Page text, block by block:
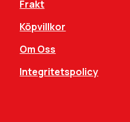
Frakt
Köpvillkor
Om Oss
Integritetspolicy